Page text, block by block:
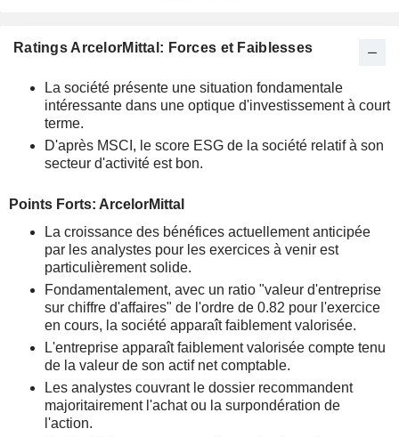
Ratings ArcelorMittal: Forces et Faiblesses
La société présente une situation fondamentale
intéressante dans une optique d'investissement à court
terme.
D'après MSCI, le score ESG de la société relatif à son
secteur d'activité est bon.
Points Forts: ArcelorMittal
La croissance des bénéfices actuellement anticipée
par les analystes pour les exercices à venir est
particulièrement solide.
Fondamentalement, avec un ratio "valeur d'entreprise
sur chiffre d'affaires" de l'ordre de 0.82 pour l'exercice
en cours, la société apparaît faiblement valorisée.
L'entreprise apparaît faiblement valorisée compte tenu
de la valeur de son actif net comptable.
Les analystes couvrant le dossier recommandent
majoritairement l'achat ou la surpondération de
l'action.